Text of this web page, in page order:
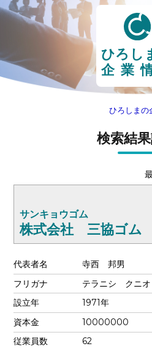
ひろし
企業
ひろしまの
検索結
サンキョウゴム
株式会社 三協ゴム
代表者名
寺西 邦男
フリガナ
テラニシ クニオ
設立年
1971年
資本金
10000000
従業員数
62